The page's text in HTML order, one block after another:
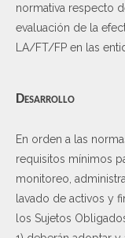
normativa respecto
evaluación de la
LA/FT/FP en las
Desarrollo
En orden a las
requisitos mínimos
monitoreo,
lavado de activos y
los Sujetos